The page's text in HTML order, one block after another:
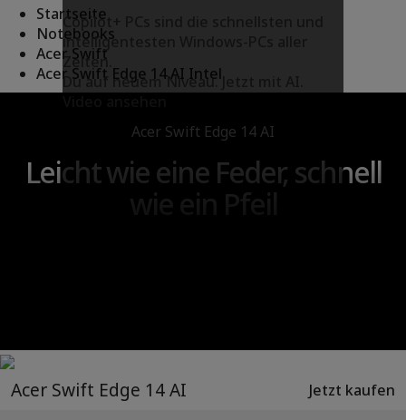
Startseite
Notebooks
Acer Swift
Acer Swift Edge 14 AI Intel
Acer Swift Edge 14 AI
Leicht wie eine Feder, schnell
wie ein Pfeil
Copilot+ PCs sind die schnellsten und
intelligentesten Windows-PCs aller
Zeiten.
Du auf neuem Niveau. Jetzt mit AI.
Acer Swift Edge 14 AI Jetzt kaufen